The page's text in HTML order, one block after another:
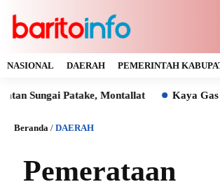
NASIONAL DAERAH PEMERINTAH
Patake, Montallat Kaya Gas dan
Beranda / DAERAH
Pemerataan